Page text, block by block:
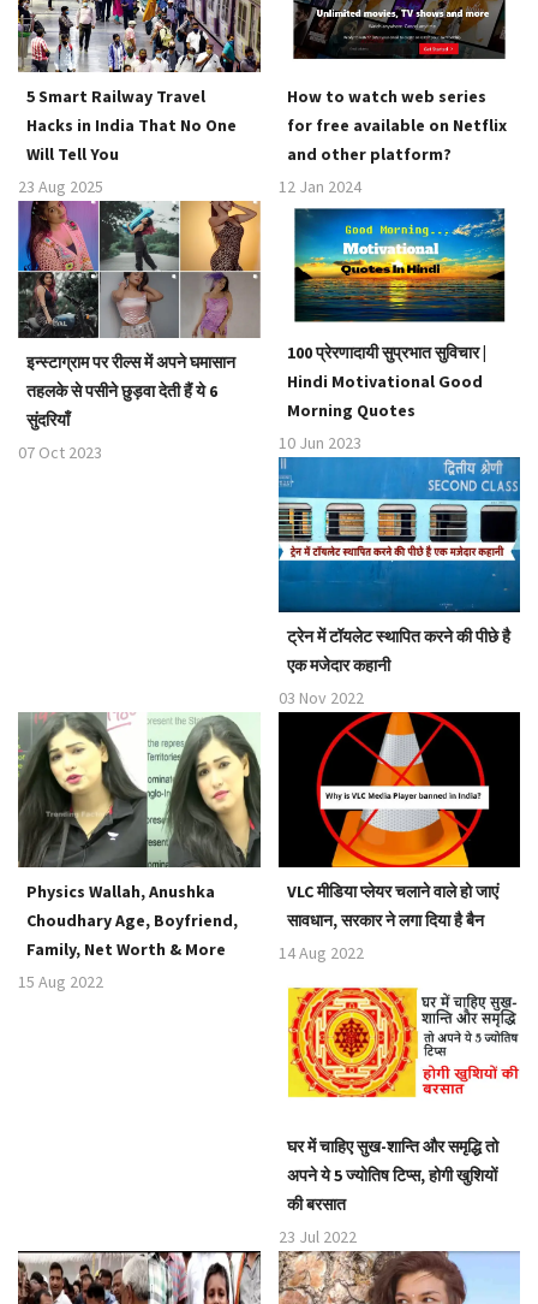
a
t
i
o
n
5 Smart Railway Travel
Hacks in India That No One
Will Tell You
23 Aug 2025
How to watch web series
for free available on Netflix
and other platform?
12 Jan 2024
इन्स्टाग्राम पर रील्स में अपने घमासान
तहलके से पसीने छुड़वा देती हैं ये 6
सुंदरियाँ
07 Oct 2023
100 प्रेरणादायी सुप्रभात सुविचार |
Hindi Motivational Good
Morning Quotes
10 Jun 2023
ट्रेन में टॉयलेट स्थापित करने की पीछे है
एक मजेदार कहानी
03 Nov 2022
Physics Wallah, Anushka
Choudhary Age, Boyfriend,
Family, Net Worth & More
15 Aug 2022
VLC मीडिया प्लेयर चलाने वाले हो जाएं
सावधान, सरकार ने लगा दिया है बैन
14 Aug 2022
घर में चाहिए सुख-शान्ति और समृद्धि तो
अपने ये 5 ज्योतिष टिप्स, होगी खुशियों
की बरसात
23 Jul 2022